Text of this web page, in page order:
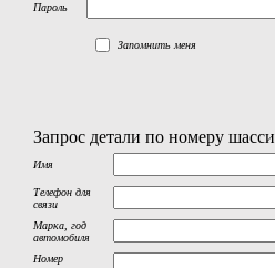
Пароль
Запомнить меня
Запрос детали по номеру шасси
Имя
Телефон для
связи
Марка, год
автомобиля
Номер